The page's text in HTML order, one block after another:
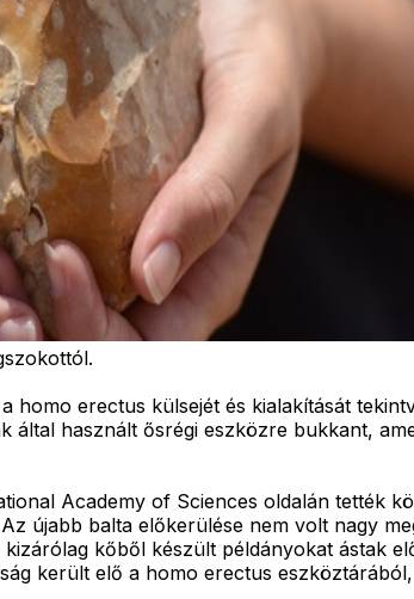
homo erectus külsejét és kialakítását
által használt ősrégi eszközre bukkant,
Academy of Sciences oldalán tették
újabb balta előkerülése nem volt nagy
kőből készült példányokat ástak
került elő a homo erectus